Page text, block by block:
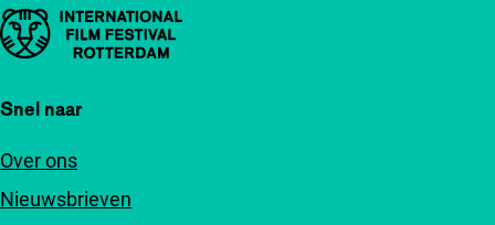
Belangrijke links
Snel naar
Over ons
Nieuwsbrieven